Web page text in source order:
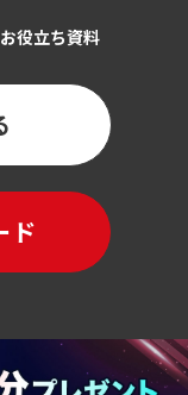
お役立ち資料
ド